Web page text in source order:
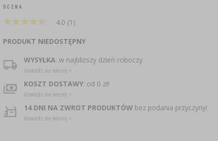
SUBSTANCJE ŻELUJĄCE DŻEMY
DEKORACJE CUKIERNICZE I PRODUKTY DO
PIECZENIA
GARNKI I FORMY RZYMSKIE
PAKOWANIE PRÓŻNIOWE
AKCESORIA DO PEKLOWANIA
APLIKATORY, ZACISKARKI
DROŻDŻE WINIARSKIE
PRASY
ROZDRABNIARKI
DODATKI AROMATYZUJĄCE I PRZYPRAWY
KULTURY BAKTERII
RURKI FERMENTACYJNE
AKCESORIA PIWOWARSKIE
KAPSLE
KAPSLOWNICE
BECZKI I WORKI
SOKOWNIKI
BUTELKI
SZYBKOWARY
ZACISKARKI
BUTELKI
ZAKRĘTKI
BECZKI I KARAFKI
DOMKI I KARMNIKI
GRILLOWANIE
NACZYNIA ŻELIWNE
PALENISKA
OCENA
★★★★★
★★★★★ 4.0 (1)
PRODUKT NIEDOSTĘPNY
WYSYŁKA: w najbliższy dzień roboczy
dowiedz się więcej »
KOSZT DOSTAWY: od 0 zł!
dowiedz się więcej »
14 DNI NA ZWROT PRODUKTÓWbez podania przyczyny!
dowiedz się więcej »